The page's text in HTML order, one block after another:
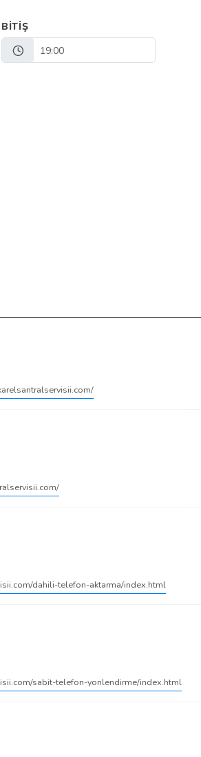
BITIŞ
19:00
dahili-telefon-aktarma/index.html
sabit-telefon-yonlendirme/index.html